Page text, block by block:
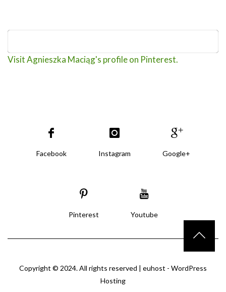
Visit Agnieszka Maciąg's profile on Pinterest.
Facebook Instagram Google+
Pinterest Youtube
Copyright © 2024. All rights reserved | euhost - WordPress
Hosting